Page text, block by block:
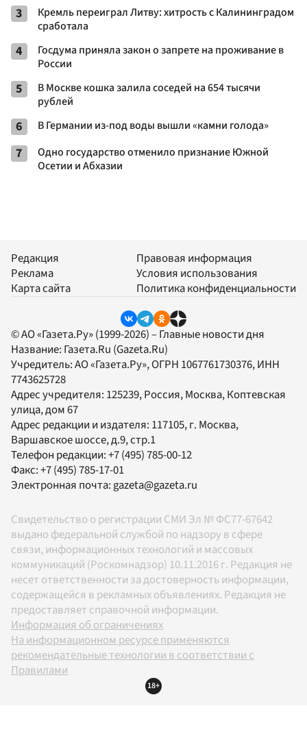
3
Кремль переиграл Литву: хитрость с Калининградом
сработала
4
Госдума приняла закон о запрете на проживание в
России
5
В Москве кошка залила соседей на 654 тысячи
рублей
6 В Германии из-под воды вышли «камни голода»
7
Одно государство отменило признание Южной
Осетии и Абхазии
Редакция
Реклама
Карта сайта
Правовая информация
Условия использования
Политика конфиденциальности
© АО «Газета.Ру» (1999-2026) – Главные новости дня
Название: Газета.Ru (Gazeta.Ru)
Учредитель:АО «Газета.Ру», ОГРН 1067761730376, ИНН
7743625728
Адрес учредителя: 125239, Россия, Москва, Коптевская
улица, дом 67
Адрес редакции и издателя: 117105, г. Москва,
Варшавское шоссе, д.9, стр.1
Телефон редакции:+7 (495) 785-00-12
Факс:+7 (495) 785-17-01
Электронная почта: gazeta@gazeta.ru
Свидетельство о регистрации СМИ Эл № ФС77-67642
выдано федеральной службой по надзору в сфере
связи, информационных технологий и массовых
коммуникаций (Роскомнадзор) 10.11.2016 г. Редакция не
несет ответственности за достоверность информации,
содержащейся в рекламных объявлениях. Редакция не
предоставляет справочной информации.
Информация об ограничениях
На информационном ресурсе применяются
рекомендательные технологии в соответствии с
Правилами
18+